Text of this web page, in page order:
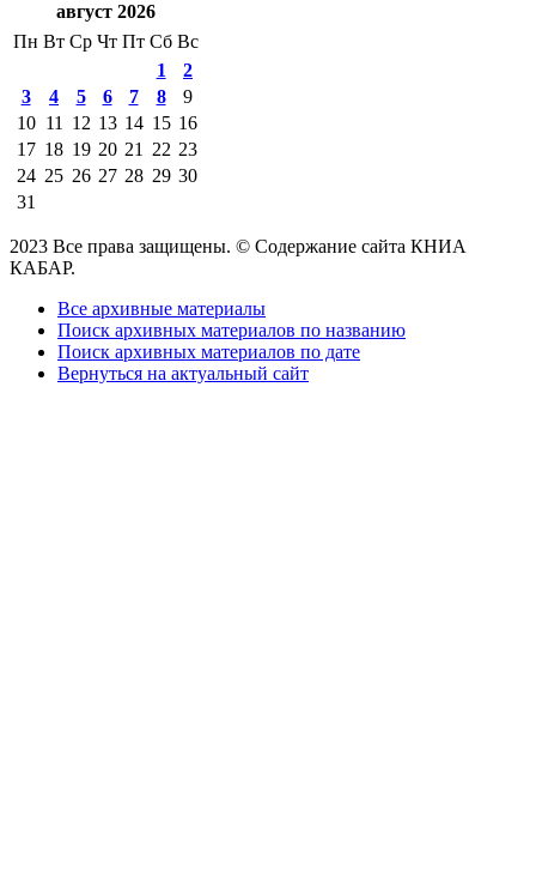
август 2026
Пн Вт Ср Чт Пт Сб Вс
1
2
3
4 5 6 7 8
9
10 11 12 13 14 15 16
17 18 19 20 21 22 23
24 25 26 27 28 29 30
31
2023 Все права защищены. © Содержание сайта КНИА
КАБАР.
Все архивные материалы
Поиск архивных материалов по названию
Поиск архивных материалов по дате
Вернуться на актуальный сайт